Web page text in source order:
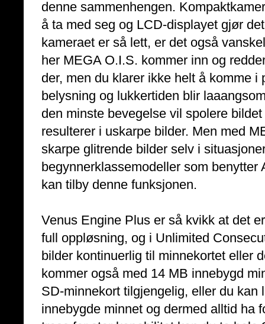
denne sammenhengen.
å ta med seg og LCD-displayet gjør
kameraet er så lett, er det også
her MEGA O.I.S. kommer inn og
der, men du klarer ikke helt å komme
belysning og lukkertiden blir
den minste bevegelse vil spolere
resulterer i uskarpe bilder. Men med
skarpe glitrende bilder selv i
begynnerklassemodeller som
kan tilby denne funksjonen.
Venus Engine Plus er så kvikk at det
full oppløsning, og i Unlimited
bilder kontinuerlig til minnekortet eller
kommer også med 14 MB innebygd
SD-minnekort tilgjengelig, eller du
innebygde minnet og dermed alltid ha